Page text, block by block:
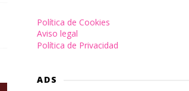
Política de Cookies
Aviso legal
Política de Privacidad
ADS